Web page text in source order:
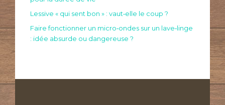
Lessive « qui sent bon » : vaut‑elle le coup ?
Faire fonctionner un micro‑ondes sur un lave‑linge
: idée absurde ou dangereuse ?